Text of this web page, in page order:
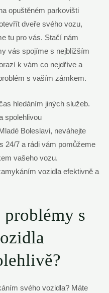
opuštěném parkovišti
dveře svého vozu,
tu pro vás. Stačí nám
vás spojíme s nejbližším
k vám co nejdříve a
s vaším zámkem.
hledáním jiných služeb.
spolehlivou
Boleslavi, neváhejte
24/7 a rádi vám pomůžeme
vašeho vozu.
s
svého vozidla? Máte